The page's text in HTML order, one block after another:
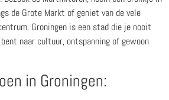
de Grote Markt of geniet van de vele
Groningen is een stad die je nooit
naar cultuur, ontspanning of gewoon
in Groningen: